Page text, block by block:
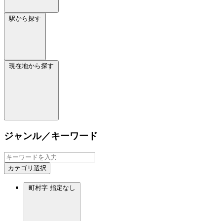
駅から探す
現在地から探す
ジャンル／キーワード
カテゴリ選択
町村字 指定なし